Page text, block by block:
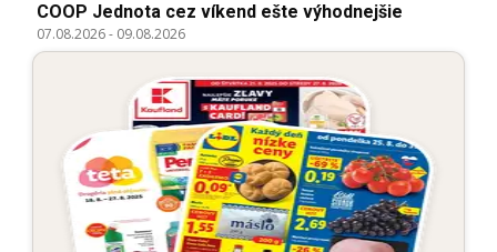
COOP Jednota cez víkend ešte výhodnejšie
07.08.2026- 09.08.2026